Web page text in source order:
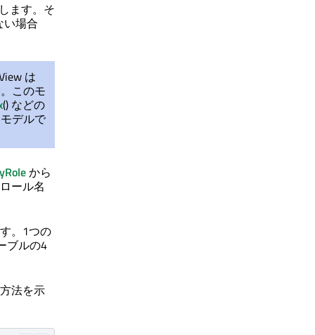
ます。そ
い場合
は
このモ
() などの
デルで
から
ール名
。1つの
ブルの4
法を示